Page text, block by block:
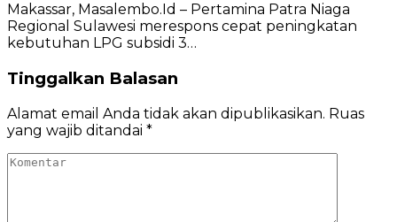
Makassar, Masalembo.Id – Pertamina Patra Niaga
Regional Sulawesi merespons cepat peningkatan
kebutuhan LPG subsidi 3…
Tinggalkan Balasan
Alamat email Anda tidak akan dipublikasikan. Ruas
yang wajib ditandai *